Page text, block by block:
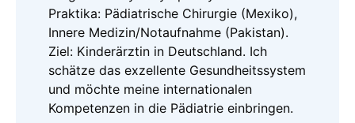
Praktika: Pädiatrische Chirurgie (Mexiko),
Innere Medizin/Notaufnahme (Pakistan).
Ziel: Kinderärztin in Deutschland. Ich
schätze das exzellente Gesundheitssystem
und möchte meine internationalen
Kompetenzen in die Pädiatrie einbringen.